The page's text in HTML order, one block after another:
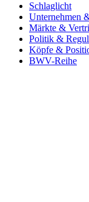
Schlaglicht
Unternehmen
Märkte &
Politik &
Köpfe &
BWV-Reihe